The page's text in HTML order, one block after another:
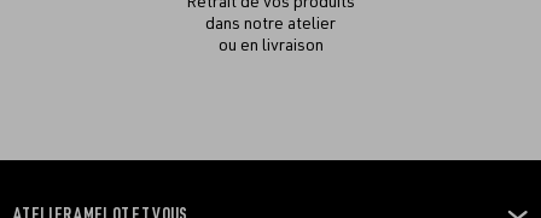
dans notre atelier
ou en livraison